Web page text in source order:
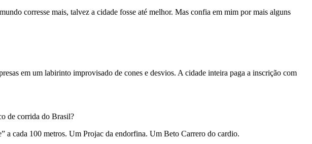
corresse mais, talvez a cidade fosse até melhor. Mas confia em mim por mais alguns
em um labirinto improvisado de cones e desvios. A cidade inteira paga a inscrição com
de corrida do Brasil?
a cada 100 metros. Um Projac da endorfina. Um Beto Carrero do cardio.